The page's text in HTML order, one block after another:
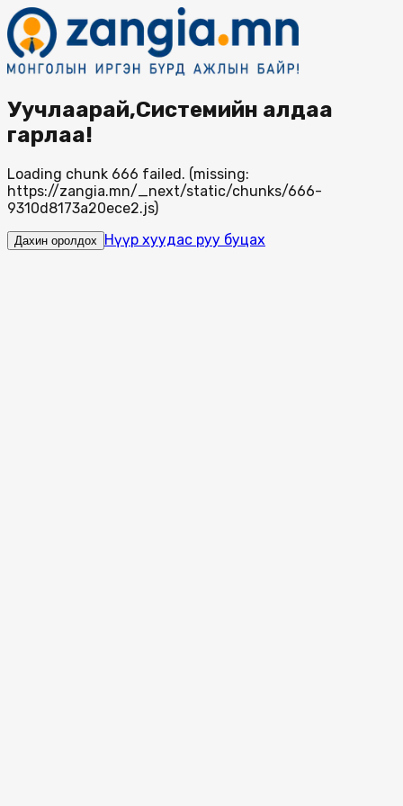
Уучлаарай,Системийн алдаа
гарлаа!
Loading chunk 666 failed. (missing:
https://zangia.mn/_next/static/chunks/666-
9310d8173a20ece2.js)
Дахин оролдох Нүүр хуудас руу буцах